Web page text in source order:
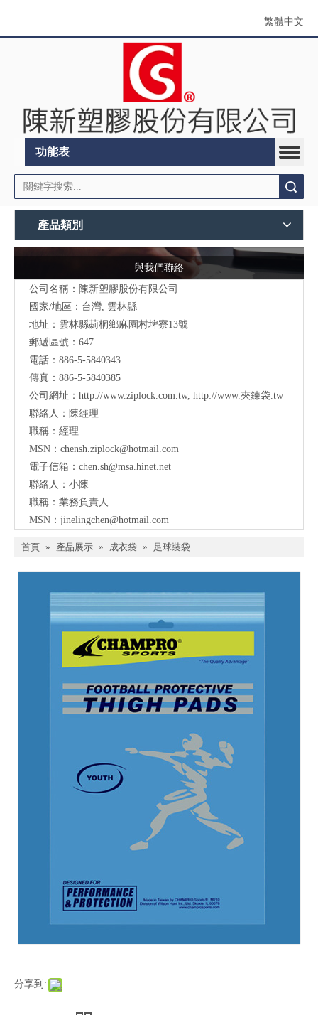
繁體中文
功能表
產品類別
與我們聯絡
公司名稱：陳新塑膠股份有限公司
國家/地區：台灣, 雲林縣
地址： 雲林縣莿桐鄉麻園村埤寮13號
郵遞區號：647
電話：886-5-5840343
傳真：886-5-5840385
公司網址： http://www.ziplock.com.tw, http://www.夾鍊袋.tw
聯絡人：陳經理
職稱：經理
MSN： chensh.ziplock@hotmail.com
電子信箱： chen.sh@msa.hinet.net
聯絡人：小陳
職稱：業務負責人
MSN： jinelingchen@hotmail.com
首頁 » 產品展示 » 成衣袋 » 足球裝袋
分享到: